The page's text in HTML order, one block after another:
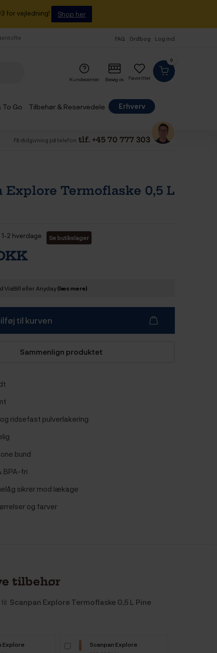
for vejledning! Shop her
FAQ Ordbog Log ind
0
Favoritter
Kundecenter Besøg os
To Go Tilbehør & Reservedele
Erhverv
Få rådgivning på telefon tlf. +45 70 777 303
Explore Termoflaske 0,5 L
1-2 hverdage Se butikslager
ViaBill eller Anyday(læs mere)
til kurven
Sammenlign produktet
ridsefast pulverlakering
bund
BPA-fri
sikrer mod lækage
og farver
tilbehør
Scanpan Explore Termoflaske 0,5 L Pine
Explore
Scanpan Explore